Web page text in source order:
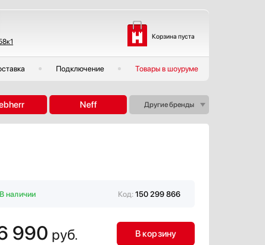
Корзина пуста
Подключение Товары в шоуруме
Neff Другие бренды
В наличии Код: 150 299 866
990 руб. В корзину